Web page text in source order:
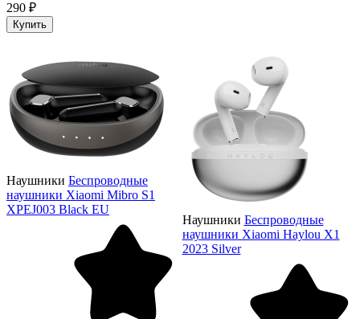
290 ₽
Купить
Наушники Беспроводные
наушники Xiaomi Mibro S1
XPEJ003 Black EU
Наушники Беспроводные
наушники Xiaomi Haylou X1
2023 Silver